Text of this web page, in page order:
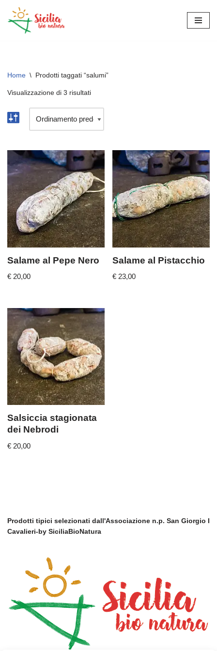
Vai
Home \ Prodotti taggati “salumi”
Visualizzazione di 3 risultati
Salame al Pepe Nero
€ 20,00
Salame al Pistacchio
€ 23,00
Salsiccia stagionata
dei Nebrodi
€ 20,00
Prodotti tipici selezionati dall'Associazione n.p. San Giorgio I
Cavalieri-by SiciliaBioNatura